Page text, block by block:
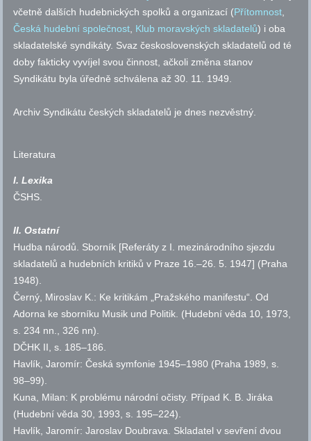
včetně dalších hudebnických spolků a organizací (Přítomnost,
Česká hudební společnost, Klub moravských skladatelů) i oba
skladatelské syndikáty. Svaz československých skladatelů od té
doby fakticky vyvíjel svou činnost, ačkoli změna stanov
Syndikátu byla úředně schválena až 30. 11. 1949.
Archiv Syndikátu českých skladatelů je dnes nezvěstný.
Literatura
I. Lexika
ČSHS.
II. Ostatní
Hudba národů. Sborník [Referáty z I. mezinárodního sjezdu
skladatelů a hudebních kritiků v Praze 16.–26. 5. 1947] (Praha
1948).
Černý, Miroslav K.: Ke kritikám „Pražského manifestu“. Od
Adorna ke sborníku Musik und Politik. (Hudební věda 10, 1973,
s. 234 nn., 326 nn).
DČHK II, s. 185–186.
Havlík, Jaromír: Česká symfonie 1945–1980 (Praha 1989, s.
98–99).
Kuna, Milan: K problému národní očisty. Případ K. B. Jiráka
(Hudební věda 30, 1993, s. 195–224).
Havlík, Jaromír: Jaroslav Doubrava. Skladatel v sevření dvou